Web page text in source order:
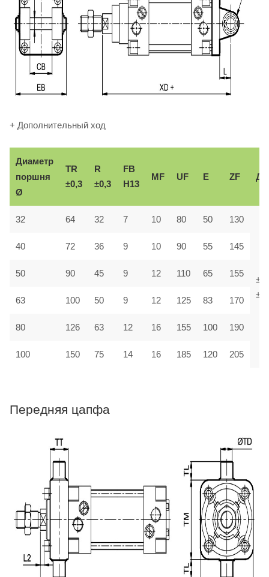
+ Дополнительный ход
Диаметр
поршня
Ø
TR
±0,3
R
±0,3
FB
H13
MF UF E ZF
32 64 32 7 10 80 50 130
40 72 36 9 10 90 55 145
50 90 45 9 12 110 65 155
63 100 50 9 12 125 83 170
80 126 63 12 16 155 100 190
100 150 75 14 16 185 120 205
Передняя цапфа